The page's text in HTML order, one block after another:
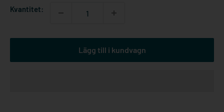
Kvantitet:
Lägg till i kundvagn